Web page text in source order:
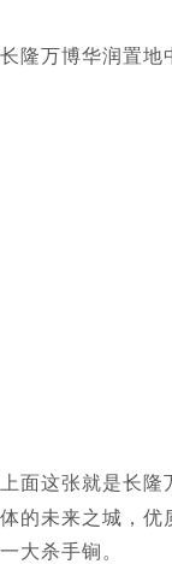
长隆万博华润置地
上面这张就是长隆
体的未来之城，优
一大杀手锏。